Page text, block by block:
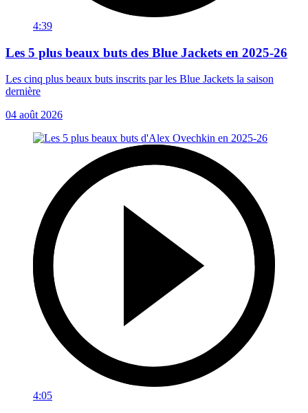
4:39
Les 5 plus beaux buts des Blue Jackets en 2025-26
Les cinq plus beaux buts inscrits par les Blue Jackets la saison
dernière
04 août 2026
4:05